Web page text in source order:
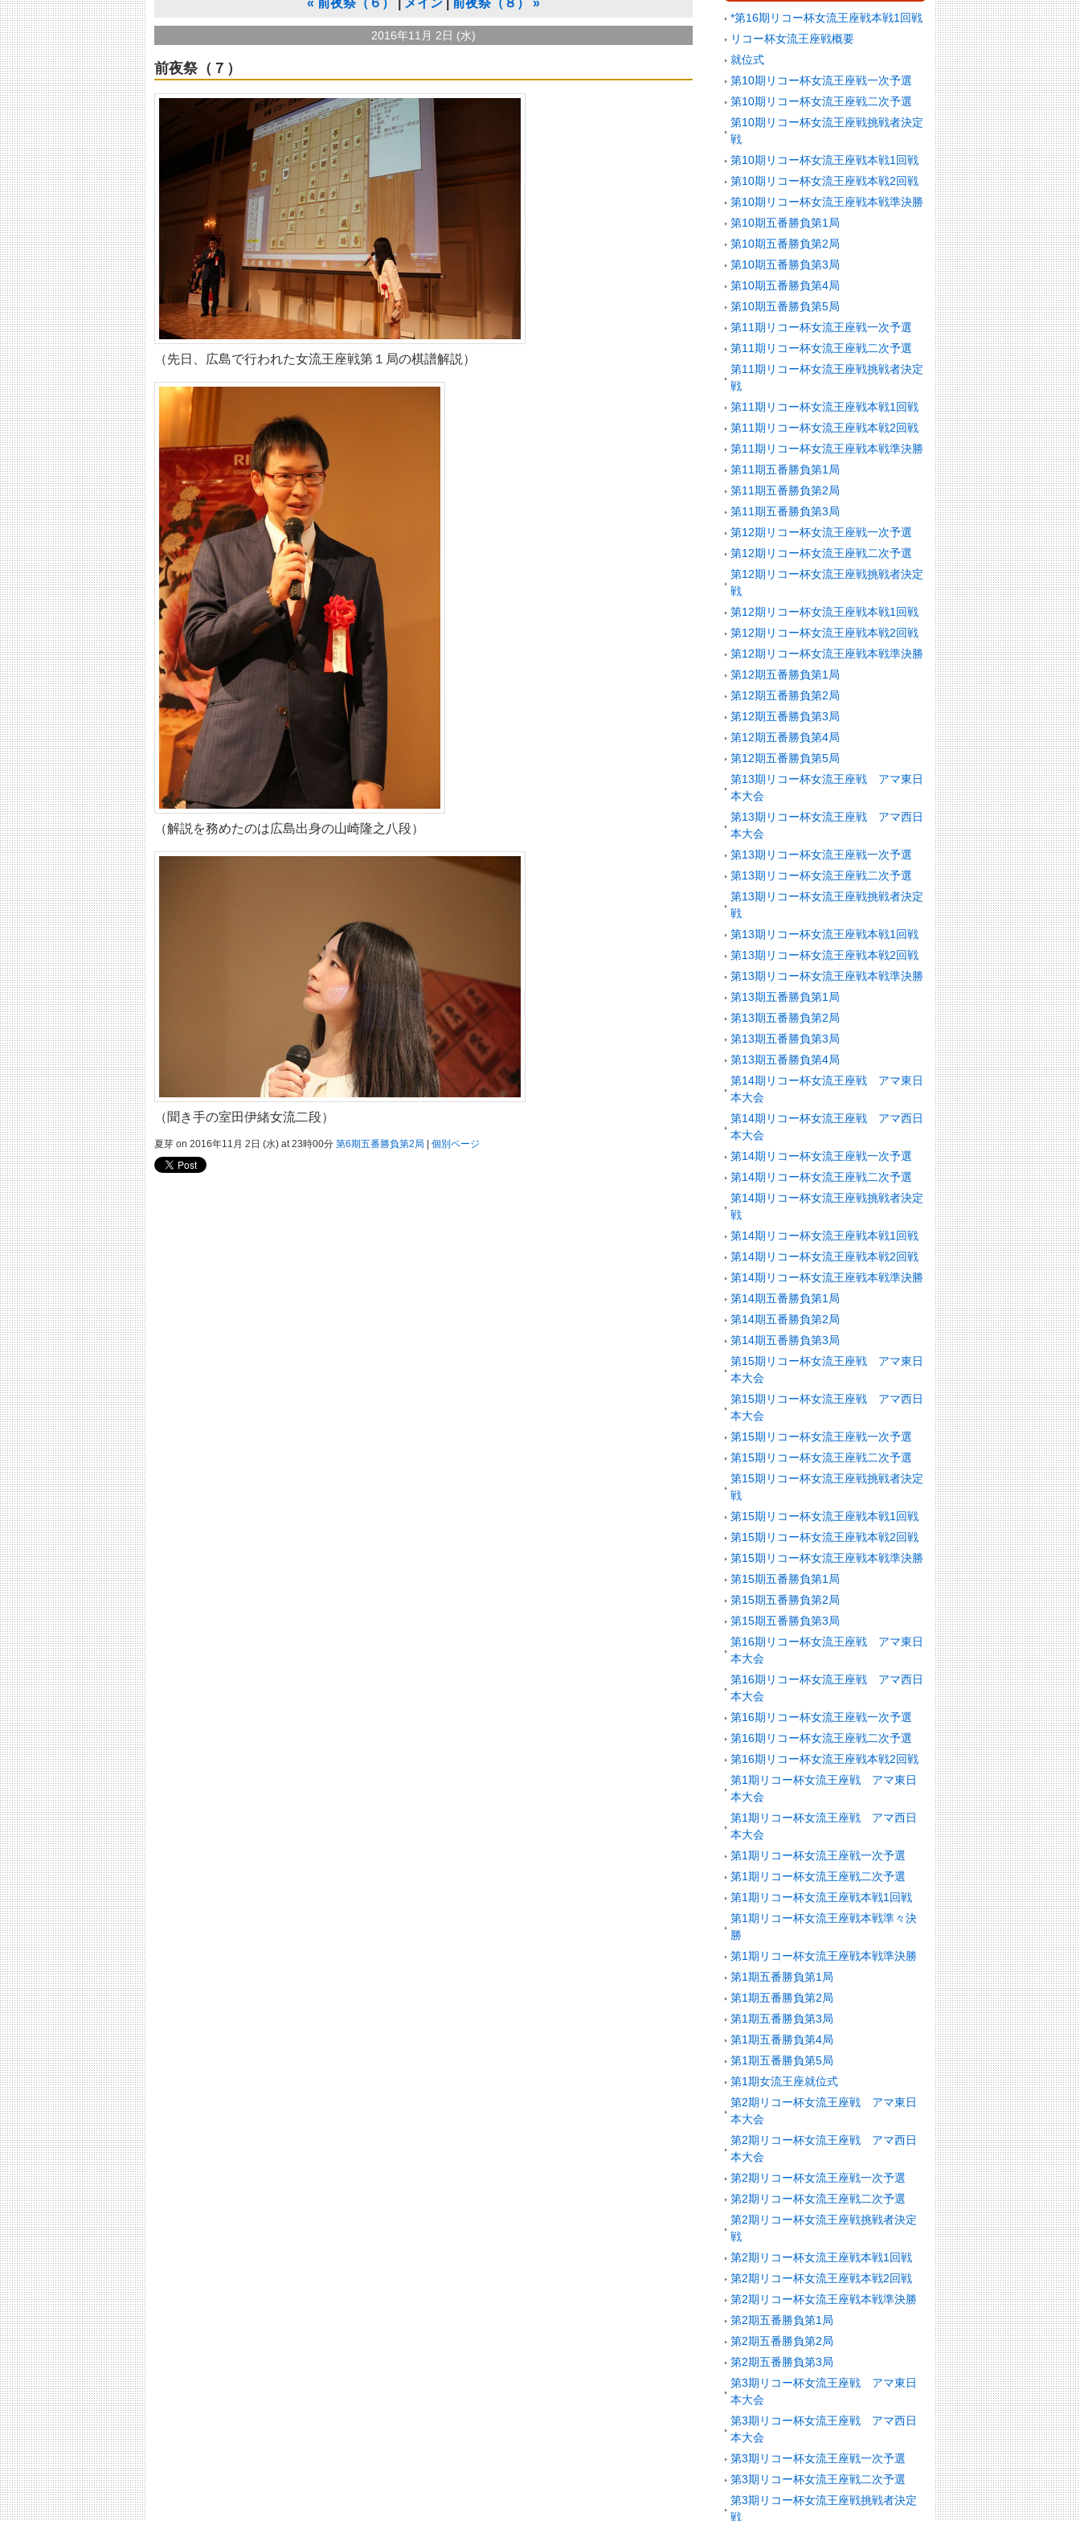
« 前夜祭（６） メイン 前夜祭（８） »
2016年11月 2日 (水)
前夜祭（７）
（先日、広島で行われた女流王座戦第１局の棋譜解説）
（解説を務めたのは広島出身の山崎隆之八段）
（聞き手の室田伊緒女流二段）
夏芽 on 2016年11月 2日 (水) at 23時00分 第6期五番勝負第2局 個別ページ
*第16期リコー杯女流王座戦本戦1回戦
リコー杯女流王座戦概要
就位式
第10期リコー杯女流王座戦一次予選
第10期リコー杯女流王座戦二次予選
第10期リコー杯女流王座戦挑戦者決定
戦
第10期リコー杯女流王座戦本戦1回戦
第10期リコー杯女流王座戦本戦2回戦
第10期リコー杯女流王座戦本戦準決勝
第10期五番勝負第1局
第10期五番勝負第2局
第10期五番勝負第3局
第10期五番勝負第4局
第10期五番勝負第5局
第11期リコー杯女流王座戦一次予選
第11期リコー杯女流王座戦二次予選
第11期リコー杯女流王座戦挑戦者決定
戦
第11期リコー杯女流王座戦本戦1回戦
第11期リコー杯女流王座戦本戦2回戦
第11期リコー杯女流王座戦本戦準決勝
第11期五番勝負第1局
第11期五番勝負第2局
第11期五番勝負第3局
第12期リコー杯女流王座戦一次予選
第12期リコー杯女流王座戦二次予選
第12期リコー杯女流王座戦挑戦者決定
戦
第12期リコー杯女流王座戦本戦1回戦
第12期リコー杯女流王座戦本戦2回戦
第12期リコー杯女流王座戦本戦準決勝
第12期五番勝負第1局
第12期五番勝負第2局
第12期五番勝負第3局
第12期五番勝負第4局
第12期五番勝負第5局
第13期リコー杯女流王座戦 アマ東日
本大会
第13期リコー杯女流王座戦 アマ西日
本大会
第13期リコー杯女流王座戦一次予選
第13期リコー杯女流王座戦二次予選
第13期リコー杯女流王座戦挑戦者決定
戦
第13期リコー杯女流王座戦本戦1回戦
第13期リコー杯女流王座戦本戦2回戦
第13期リコー杯女流王座戦本戦準決勝
第13期五番勝負第1局
第13期五番勝負第2局
第13期五番勝負第3局
第13期五番勝負第4局
第14期リコー杯女流王座戦 アマ東日
本大会
第14期リコー杯女流王座戦 アマ西日
本大会
第14期リコー杯女流王座戦一次予選
第14期リコー杯女流王座戦二次予選
第14期リコー杯女流王座戦挑戦者決定
戦
第14期リコー杯女流王座戦本戦1回戦
第14期リコー杯女流王座戦本戦2回戦
第14期リコー杯女流王座戦本戦準決勝
第14期五番勝負第1局
第14期五番勝負第2局
第14期五番勝負第3局
第15期リコー杯女流王座戦 アマ東日
本大会
第15期リコー杯女流王座戦 アマ西日
本大会
第15期リコー杯女流王座戦一次予選
第15期リコー杯女流王座戦二次予選
第15期リコー杯女流王座戦挑戦者決定
戦
第15期リコー杯女流王座戦本戦1回戦
第15期リコー杯女流王座戦本戦2回戦
第15期リコー杯女流王座戦本戦準決勝
第15期五番勝負第1局
第15期五番勝負第2局
第15期五番勝負第3局
第16期リコー杯女流王座戦 アマ東日
本大会
第16期リコー杯女流王座戦 アマ西日
本大会
第16期リコー杯女流王座戦一次予選
第16期リコー杯女流王座戦二次予選
第16期リコー杯女流王座戦本戦2回戦
第1期リコー杯女流王座戦 アマ東日
本大会
第1期リコー杯女流王座戦 アマ西日
本大会
第1期リコー杯女流王座戦一次予選
第1期リコー杯女流王座戦二次予選
第1期リコー杯女流王座戦本戦1回戦
第1期リコー杯女流王座戦本戦準々決
勝
第1期リコー杯女流王座戦本戦準決勝
第1期五番勝負第1局
第1期五番勝負第2局
第1期五番勝負第3局
第1期五番勝負第4局
第1期五番勝負第5局
第1期女流王座就位式
第2期リコー杯女流王座戦 アマ東日
本大会
第2期リコー杯女流王座戦 アマ西日
本大会
第2期リコー杯女流王座戦一次予選
第2期リコー杯女流王座戦二次予選
第2期リコー杯女流王座戦挑戦者決定
戦
第2期リコー杯女流王座戦本戦1回戦
第2期リコー杯女流王座戦本戦2回戦
第2期リコー杯女流王座戦本戦準決勝
第2期五番勝負第1局
第2期五番勝負第2局
第2期五番勝負第3局
第3期リコー杯女流王座戦 アマ東日
本大会
第3期リコー杯女流王座戦 アマ西日
本大会
第3期リコー杯女流王座戦一次予選
第3期リコー杯女流王座戦二次予選
第3期リコー杯女流王座戦挑戦者決定
戦